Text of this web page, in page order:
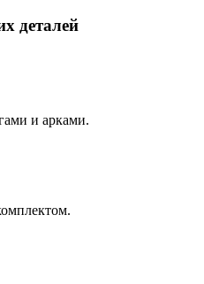
деталей
и арками.